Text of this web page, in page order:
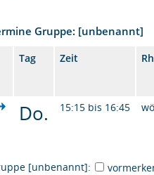
Gruppe: [unbenannt]
Tag Zeit
Do. 15:15 bis 16:45
[unbenannt]: